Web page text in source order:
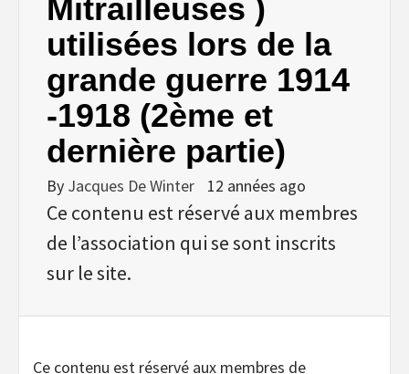
Mitrailleuses )
utilisées lors de la
grande guerre 1914
-1918 (2ème et
dernière partie)
By Jacques De Winter 12 années ago
Ce contenu est réservé aux membres
de l’association qui se sont inscrits
sur le site.
Ce contenu est réservé aux membres de